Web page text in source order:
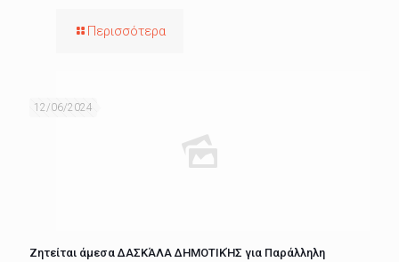
Περισσότερα
12/06/2024
Ζητείται άμεσα ΔΑΣΚΆΛΑ ΔΗΜΟΤΙΚΉΣ για Παράλληλη